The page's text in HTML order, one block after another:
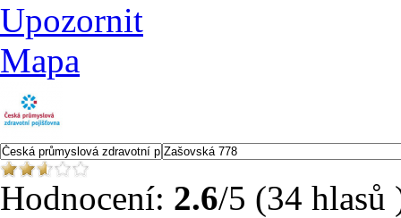
Upozornit
Mapa
Hodnocení: 2.6/5 (34 hlasů